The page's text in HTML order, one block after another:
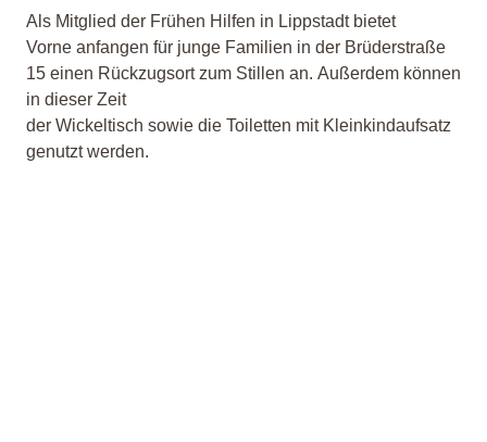
Als Mitglied der Frühen Hilfen in Lippstadt bietet
Vorne anfangen für junge Familien in der Brüderstraße
15 einen Rückzugsort zum Stillen an. Außerdem können
in dieser Zeit
der Wickeltisch sowie die Toiletten mit Kleinkindaufsatz
genutzt werden.